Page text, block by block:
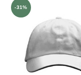
-31%